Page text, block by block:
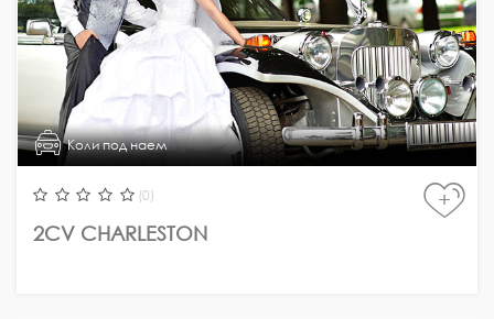
Коли под наем
(0)
2CV CHARLESTON
+